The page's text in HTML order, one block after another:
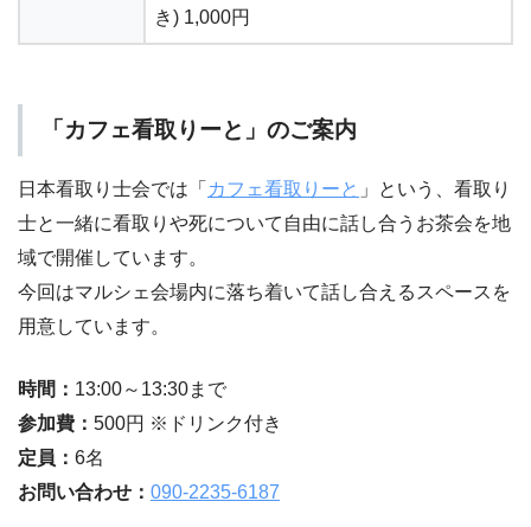
き) 1,000円
「カフェ看取りーと」のご案内
日本看取り士会では「 カフェ看取りーと 」という、看取り
士と一緒に看取りや死について自由に話し合うお茶会を地
域で開催しています。
今回はマルシェ会場内に落ち着いて話し合えるスペースを
用意しています。
時間： 13:00～13:30まで
参加費： 500円 ※ドリンク付き
定員： 6名
お問い合わせ： 090-2235-6187